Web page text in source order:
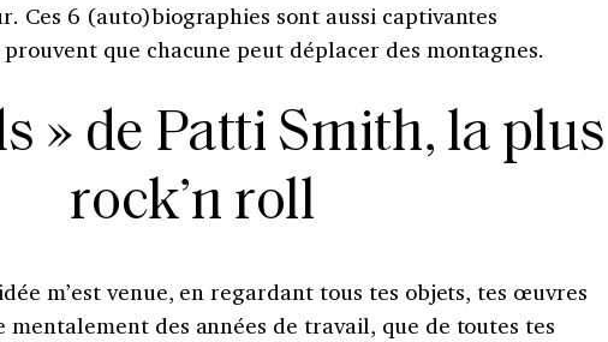
Ces 6 (auto)biographies sont aussi captivantes
que chacune peut déplacer des montagnes.
» de Patti Smith, la plus
rock’n roll
m’est venue, en regardant tous tes objets, tes œuvres
mentalement des années de travail, que de toutes tes